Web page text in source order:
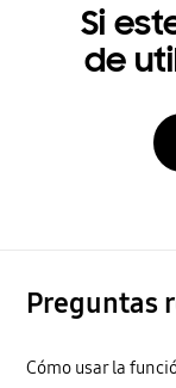
Si
de
Preguntas
Cómo usar la